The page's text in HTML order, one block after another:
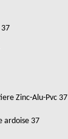
Zinc-Alu-Pvc 37
ardoise 37